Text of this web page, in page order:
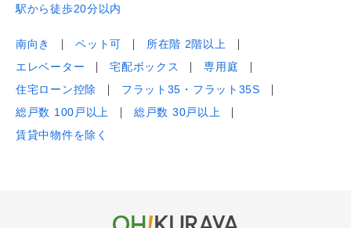
駅から徒歩20分以内
南向き ペット可
所在階 2階以上
エレベーター
宅配ボックス
専用庭
住宅ローン控除
フラット35・フラット35S
総戸数 100戸以上
総戸数 30戸以上
賃貸中物件を除く